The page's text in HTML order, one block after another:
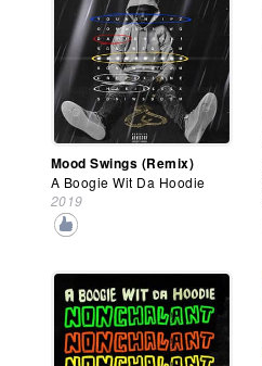
Mood Swings (Remix)
A Boogie Wit Da Hoodie
2019